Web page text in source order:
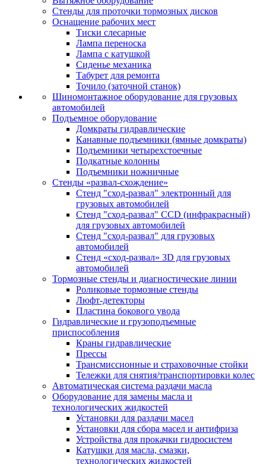
Стенды для проточки тормозных дисков
Оснащение рабочих мест
Тиски слесарные
Лампа переноска
Лампа с катушкой
Сиденье механика
Табурет для ремонта
Точило (заточной станок)
Шиномонтажное оборудование для грузовых
автомобилей
Подъемное оборудование
Домкраты гидравлические
Канавные подъемники (ямные домкраты)
Подъемники четырехстоечные
Подкатные колонны
Подъемники ножничные
Стенды «развал-схождение»
Стенд "сход-развал" электронный для
грузовых автомобилей
Стенд "сход-развал" CCD (инфракрасный)
для грузовых автомобилей
Стенд "сход-развал" для грузовых
автомобилей
Стенд «сход-развал» 3D для грузовых
автомобилей
Тормозные стенды и диагностические линии
Роликовые тормозные стенды
Люфт-детекторы
Пластина бокового увода
Гидравлические и грузоподъемные
приспособления
Краны гидравлические
Прессы
Трансмиссионные и страховочные стойки
Тележки для снятия/транспортировки колес
Автоматическая система раздачи масла
Оборудование для замены масла и
технологических жидкостей
Установки для раздачи масел
Установки для сбора масел и антифриза
Устройства для прокачки гидросистем
Катушки для масла, смазки,
технологических жидкостей